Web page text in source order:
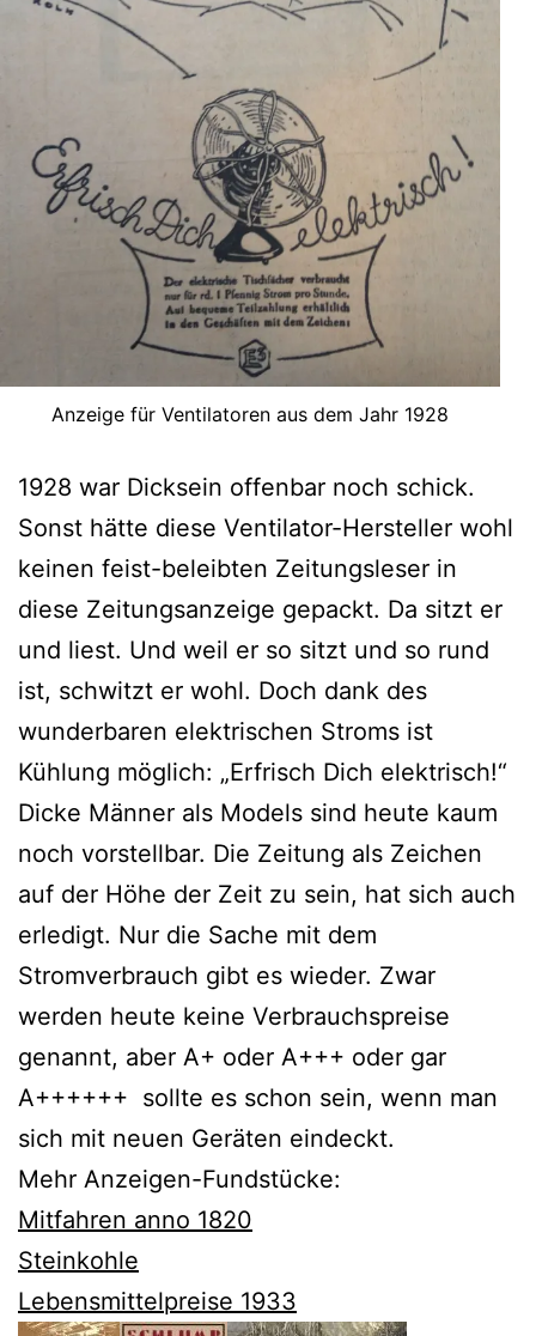
Anzeige für Ventilatoren aus dem Jahr 1928
1928 war Dicksein offenbar noch schick.
Sonst hätte diese Ventilator-Hersteller wohl
keinen feist-beleibten Zeitungsleser in
diese Zeitungsanzeige gepackt. Da sitzt er
und liest. Und weil er so sitzt und so rund
ist, schwitzt er wohl. Doch dank des
wunderbaren elektrischen Stroms ist
Kühlung möglich: „Erfrisch Dich elektrisch!“
Dicke Männer als Models sind heute kaum
noch vorstellbar. Die Zeitung als Zeichen
auf der Höhe der Zeit zu sein, hat sich auch
erledigt. Nur die Sache mit dem
Stromverbrauch gibt es wieder. Zwar
werden heute keine Verbrauchspreise
genannt, aber A+ oder A+++ oder gar
A++++++ sollte es schon sein, wenn man
sich mit neuen Geräten eindeckt.
Mehr Anzeigen-Fundstücke:
Mitfahren anno 1820
Steinkohle
Lebensmittelpreise 1933